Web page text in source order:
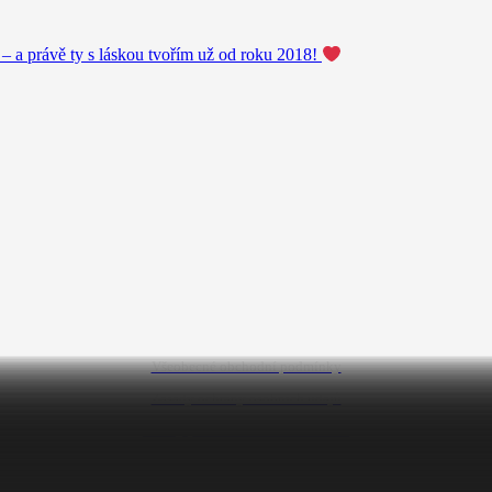
a právě ty s láskou tvořím už od roku 2018!
Všeobecné obchodní podmínky